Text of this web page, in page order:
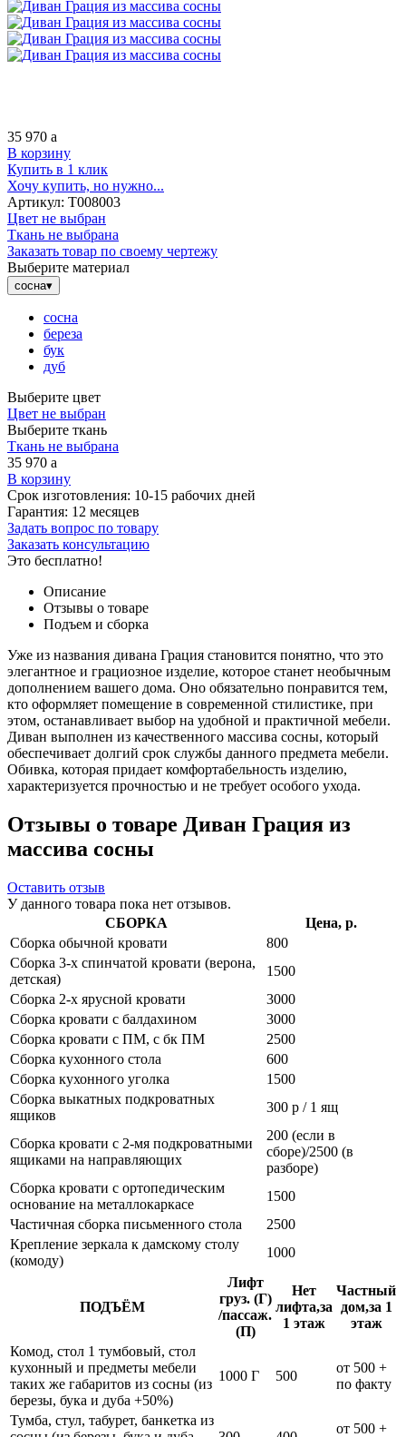
35 970 a
В корзину
Купить в 1 клик
Хочу купить, но нужно...
Артикул: Т008003
Цвет не выбран
Ткань не выбрана
Заказать товар по своему чертежу
Выберите материал
сосна▾
сосна
береза
бук
дуб
Выберите цвет
Цвет не выбран
Выберите ткань
Ткань не выбрана
35 970 a
В корзину
Срок изготовления: 10-15 рабочих дней
Гарантия: 12 месяцев
Задать вопрос по товару
Заказать консультацию
Это бесплатно!
Описание
Отзывы о товаре
Подъем и сборка
Уже из названия дивана Грация становится понятно, что это
элегантное и грациозное изделие, которое станет необычным
дополнением вашего дома. Оно обязательно понравится тем,
кто оформляет помещение в современной стилистике, при
этом, останавливает выбор на удобной и практичной мебели.
Диван выполнен из качественного массива сосны, который
обеспечивает долгий срок службы данного предмета мебели.
Обивка, которая придает комфортабельность изделию,
характеризуется прочностью и не требует особого ухода.
Отзывы о товаре Диван Грация из
массива сосны
Оставить отзыв
У данного товара пока нет отзывов.
СБОРКА
Цена, р.
Сборка обычной кровати
800
Сборка 3-х спинчатой кровати (верона,
детская)
1500
Сборка 2-х ярусной кровати
3000
Сборка кровати с балдахином
3000
Сборка кровати с ПМ, с бк ПМ
2500
Сборка кухонного стола
600
Сборка кухонного уголка
1500
Сборка выкатных подкроватных
ящиков
300 р / 1 ящ
Сборка кровати с 2-мя подкроватными
ящиками на направляющих
200 (если в
сборе)/2500 (в
разборе)
Сборка кровати с ортопедическим
основание на металлокаркасе
1500
Частичная сборка письменного стола
2500
Крепление зеркала к дамскому столу
(комоду)
1000
ПОДЪЁМ
Лифт
груз. (Г)
/пассаж.
(П)
Нет
лифта,за
1 этаж
Частный
дом,за 1
этаж
Комод, стол 1 тумбовый, стол
кухонный и предметы мебели
таких же габаритов из сосны (из
березы, бука и дуба +50%)
1000 Г 500
от 500 +
по факту
Тумба, стул, табурет, банкетка из
от 500 +